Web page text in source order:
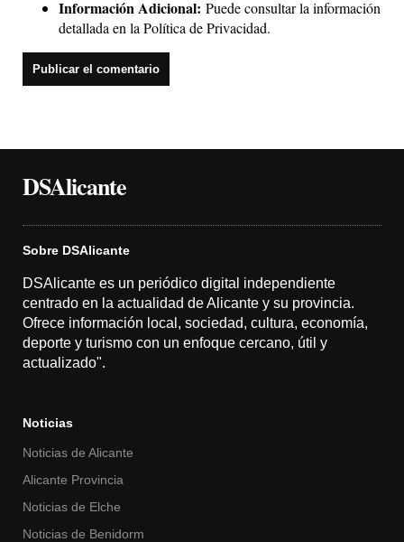
Información Adicional: Puede consultar la información
detallada en la Política de Privacidad.
DSAlicante
Sobre DSAlicante
DSAlicante es un periódico digital independiente
centrado en la actualidad de Alicante y su provincia.
Ofrece información local, sociedad, cultura, economía,
deporte y turismo con un enfoque cercano, útil y
actualizado".
Noticias
Noticias de Alicante
Alicante Provincia
Noticias de Elche
Noticias de Benidorm